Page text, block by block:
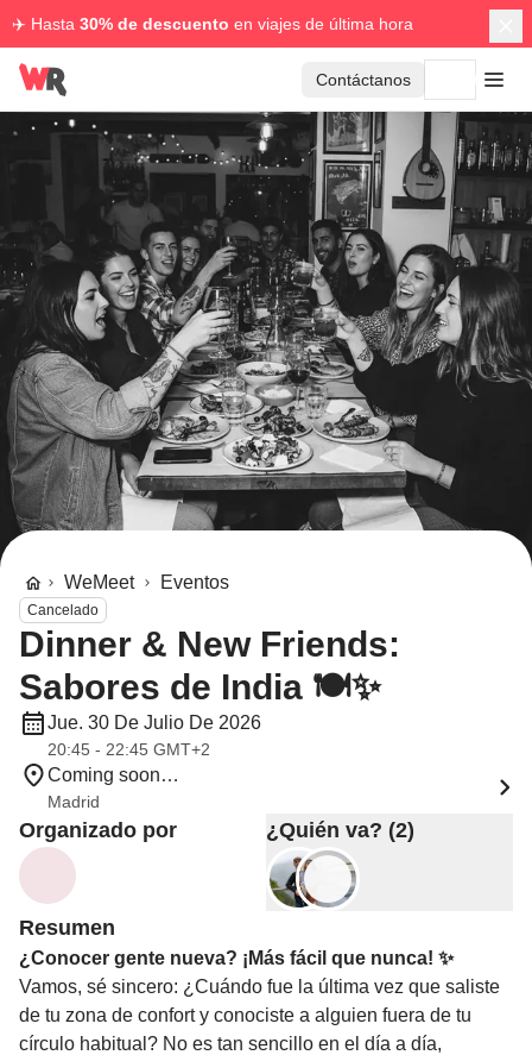
✈️ Hasta 30% de descuento en viajes de última hora
Contáctanos
WeMeet Eventos
Cancelado
Dinner & New Friends:
Sabores de India 🍽️✨
Jue. 30 De Julio De 2026
20:45 - 22:45 GMT+2
Coming soon…
Madrid
Organizado por ¿Quién va? (2)
Resumen
¿Conocer gente nueva? ¡Más fácil que nunca! ✨
Vamos, sé sincero: ¿Cuándo fue la última vez que saliste
de tu zona de confort y conociste a alguien fuera de tu
círculo habitual? No es tan sencillo en el día a día,